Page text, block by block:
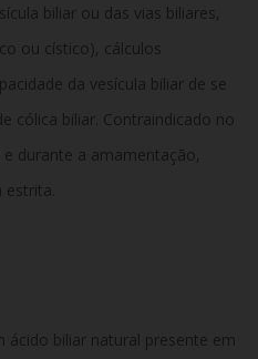
biliar ou das vias biliares,
ou cístico), cálculos
da vesícula biliar de se
cólica biliar. Contraindicado no
durante a amamentação,
ácido biliar natural presente em